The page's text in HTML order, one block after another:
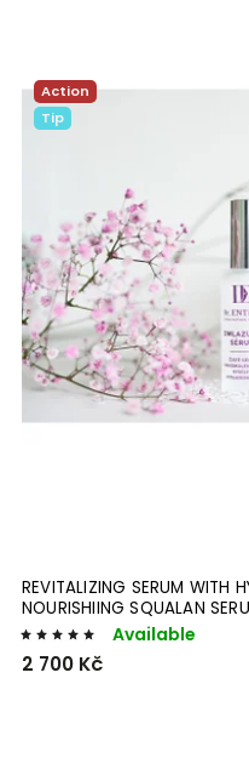
Action
Tip
REVITALIZING SERUM WITH
NOURISHIING SQUALAN
Available
2 700 Kč